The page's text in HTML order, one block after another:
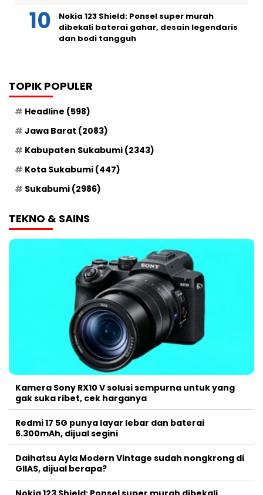
Nokia 123 Shield: Ponsel super murah
dibekali baterai gahar, desain legendaris
dan bodi tangguh
TOPIK POPULER
Headline (598)
Jawa Barat (2083)
Kabupaten Sukabumi (2343)
Kota Sukabumi (447)
Sukabumi (2986)
TEKNO & SAINS
Kamera Sony RX10 V solusi sempurna untuk yang
gak suka ribet, cek harganya
Redmi 17 5G punya layar lebar dan baterai
6.300mAh, dijual segini
Daihatsu Ayla Modern Vintage sudah nongkrong di
GIIAS, dijual berapa?